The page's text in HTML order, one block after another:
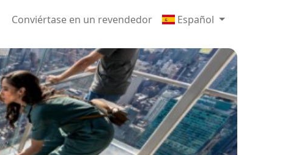
Conviértase en un revendedor Español